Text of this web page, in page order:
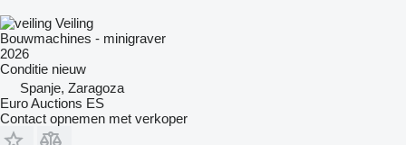
Veiling
Bouwmachines - minigraver
2026
Conditie nieuw
Spanje, Zaragoza
Euro Auctions ES
Contact opnemen met verkoper